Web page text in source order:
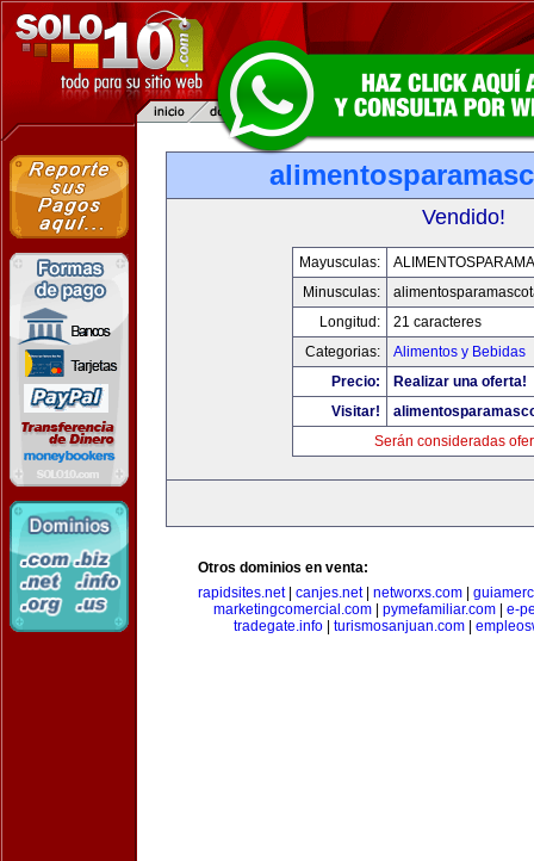
Vendido!
Mayusculas:
Minusculas:
Longitud:
21 caracteres
Categorias:
Alimentos y Bebidas
Precio:
Realizar una oferta!
Visitar!
Serán consideradas
Otros dominios en venta:
rapidsites.net| canjes.net| networxs.com
marketingcomercial.com| pymefamiliar.com| e-
tradegate.info| turismosanjuan.com|